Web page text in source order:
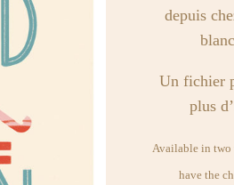
depuis
Un fichier
plus
Available in two
have the